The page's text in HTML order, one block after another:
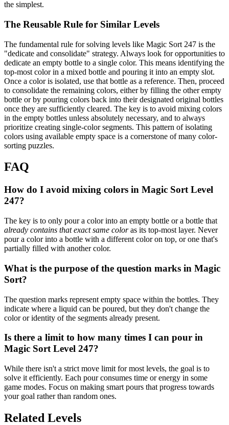
the simplest.
The Reusable Rule for Similar Levels
The fundamental rule for solving levels like Magic Sort 247 is the
"dedicate and consolidate" strategy. Always look for opportunities to
dedicate an empty bottle to a single color. This means identifying the
top-most color in a mixed bottle and pouring it into an empty slot.
Once a color is isolated, use that bottle as a reference. Then, proceed
to consolidate the remaining colors, either by filling the other empty
bottle or by pouring colors back into their designated original bottles
once they are sufficiently cleared. The key is to avoid mixing colors
in the empty bottles unless absolutely necessary, and to always
prioritize creating single-color segments. This pattern of isolating
colors using available empty space is a cornerstone of many color-
sorting puzzles.
FAQ
How do I avoid mixing colors in Magic Sort Level
247?
The key is to only pour a color into an empty bottle or a bottle that
already contains that exact same coloras its top-most layer. Never
pour a color into a bottle with a different color on top, or one that's
partially filled with another color.
What is the purpose of the question marks in Magic
Sort?
The question marks represent empty space within the bottles. They
indicate where a liquid can be poured, but they don't change the
color or identity of the segments already present.
Is there a limit to how many times I can pour in
Magic Sort Level 247?
While there isn't a strict move limit for most levels, the goal is to
solve it efficiently. Each pour consumes time or energy in some
game modes. Focus on making smart pours that progress towards
your goal rather than random ones.
Related Levels